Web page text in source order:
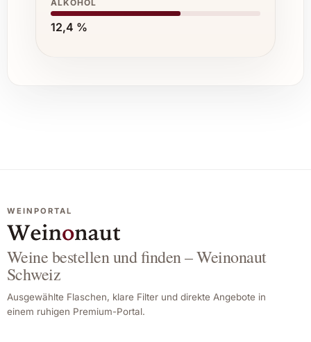
ALKOHOL
12,4 %
WEINPORTAL
Weine bestellen und finden – Weinonaut
Schweiz
Ausgewählte Flaschen, klare Filter und direkte Angebote in
einem ruhigen Premium-Portal.